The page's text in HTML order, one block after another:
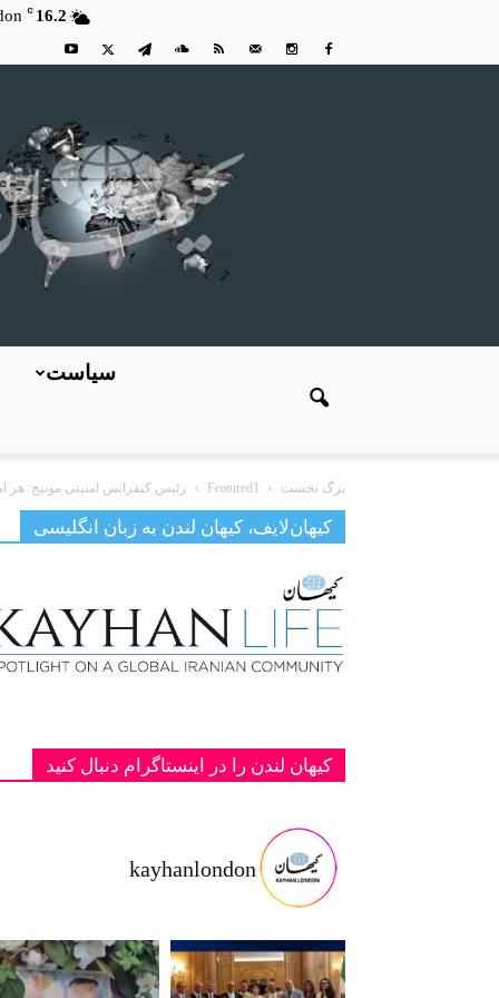
16.2
C
سیاست
برگ نخست Featured1 رئیس کنفرانس امنیتی مونیخ: هر
کیهان‌لایف، کیهان لندن به زبان انگلیسی
کیهان لندن را در اینستاگرام دنبال کنید
kayhanlondon
‏‏‏ ‏‏ ‏ دانمارک؛ یادبود دو پادشاه فقید پهلوی ج